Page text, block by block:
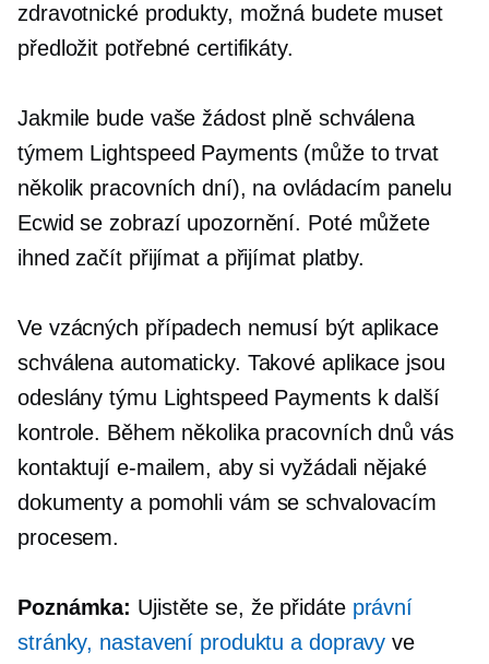
zdravotnické produkty, možná budete muset
předložit potřebné certifikáty.
Jakmile bude vaše žádost plně schválena
týmem Lightspeed Payments (může to trvat
několik pracovních dní), na ovládacím panelu
Ecwid se zobrazí upozornění. Poté můžete
ihned začít přijímat a přijímat platby.
Ve vzácných případech nemusí být aplikace
schválena automaticky. Takové aplikace jsou
odeslány týmu Lightspeed Payments k další
kontrole. Během několika pracovních dnů vás
kontaktují e-mailem, aby si vyžádali nějaké
dokumenty a pomohli vám se schvalovacím
procesem.
Poznámka: Ujistěte se, že přidáte právní
stránky, nastavení produktu a dopravy ve